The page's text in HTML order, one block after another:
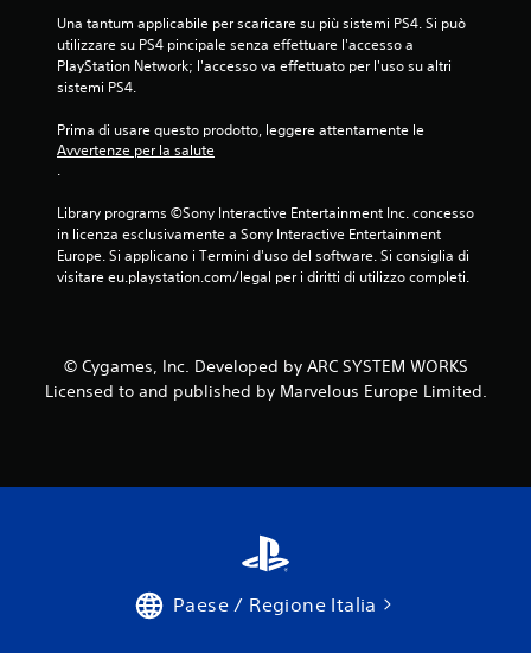
Una tantum applicabile per scaricare su più sistemi PS4. Si può
utilizzare su PS4 pincipale senza effettuare l'accesso a
PlayStation Network; l'accesso va effettuato per l'uso su altri
sistemi PS4.
Prima di usare questo prodotto, leggere attentamente le
Avvertenze per la salute
.
Library programs ©Sony Interactive Entertainment Inc. concesso
in licenza esclusivamente a Sony Interactive Entertainment
Europe. Si applicano i Termini d'uso del software. Si consiglia di
visitare eu.playstation.com/legal per i diritti di utilizzo completi.
© Cygames, Inc. Developed by ARC SYSTEM WORKS
Licensed to and published by Marvelous Europe Limited.
Paese / Regione Italia